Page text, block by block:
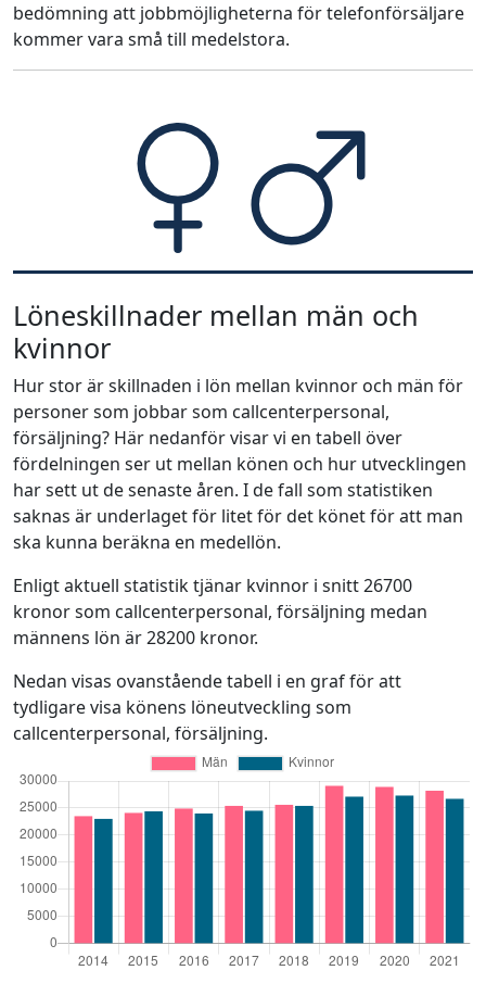
bedömning att jobbmöjligheterna för telefonförsäljare
kommer vara små till medelstora.
Löneskillnader mellan män och
kvinnor
Hur stor är skillnaden i lön mellan kvinnor och män för
personer som jobbar som callcenterpersonal,
försäljning? Här nedanför visar vi en tabell över
fördelningen ser ut mellan könen och hur utvecklingen
har sett ut de senaste åren. I de fall som statistiken
saknas är underlaget för litet för det könet för att man
ska kunna beräkna en medellön.
Enligt aktuell statistik tjänar kvinnor i snitt 26700
kronor som callcenterpersonal, försäljning medan
männens lön är 28200 kronor.
Nedan visas ovanstående tabell i en graf för att
tydligare visa könens löneutveckling som
callcenterpersonal, försäljning.